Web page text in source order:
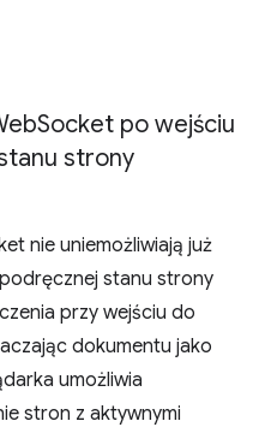
Socket po wejściu
strony
nie uniemożliwiają już
stanu strony
przy wejściu do
dokumentu jako
umożliwia
stron z aktywnymi